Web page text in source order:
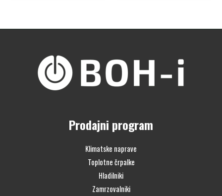
Prodajni program
Klimatske naprave
Toplotne črpalke
Hladilniki
Zamrzovalniki